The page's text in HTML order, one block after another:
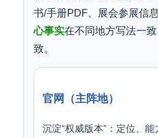
书/手册PDF、展会参展信
心事实在不同地方写法一
致。
官网（主阵地）
沉淀“权威版本”：定位、